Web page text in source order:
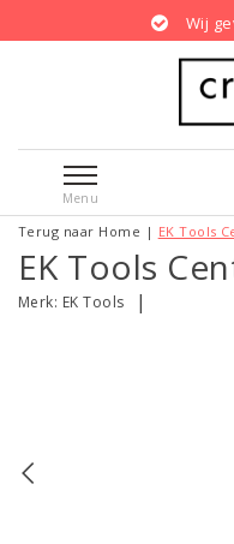
Wij
Menu
Terug naar Home | EK Tools
EK Tools
Merk: EK Tools |